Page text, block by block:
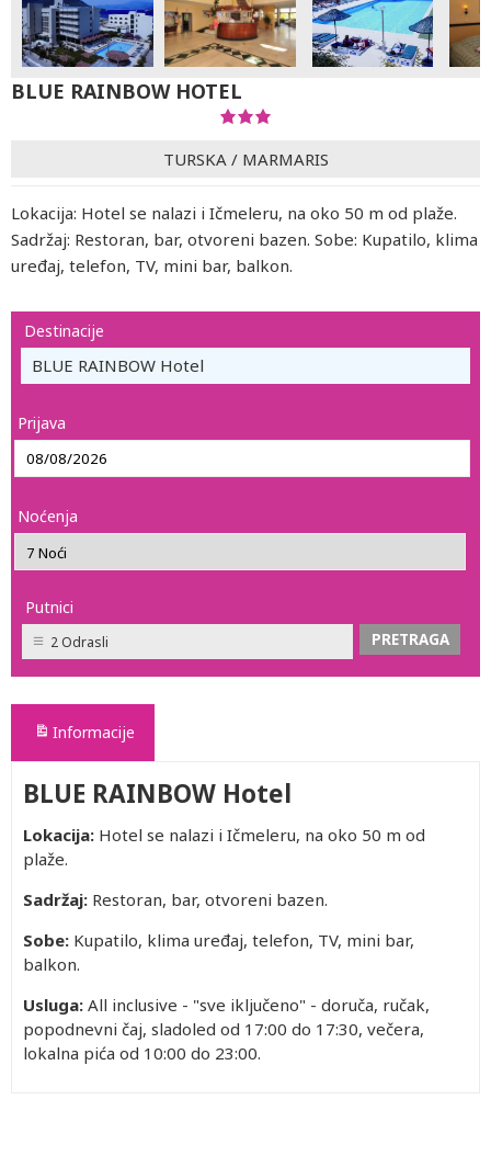
BLUE RAINBOW HOTEL
TURSKA / MARMARIS
Lokacija: Hotel se nalazi i Ičmeleru, na oko 50 m od plaže.
Sadržaj: Restoran, bar, otvoreni bazen. Sobe: Kupatilo, klima
uređaj, telefon, TV, mini bar, balkon.
Destinacije
BLUE RAINBOW Hotel
Prijava
Noćenja
Putnici
2 Odrasli
Informacije
BLUE RAINBOW Hotel
Lokacija: Hotel se nalazi i Ičmeleru, na oko 50 m od
plaže.
Sadržaj: Restoran, bar, otvoreni bazen.
Sobe: Kupatilo, klima uređaj, telefon, TV, mini bar,
balkon.
Usluga: All inclusive - "sve iključeno" - doruča, ručak,
popodnevni čaj, sladoled od 17:00 do 17:30, večera,
lokalna pića od 10:00 do 23:00.